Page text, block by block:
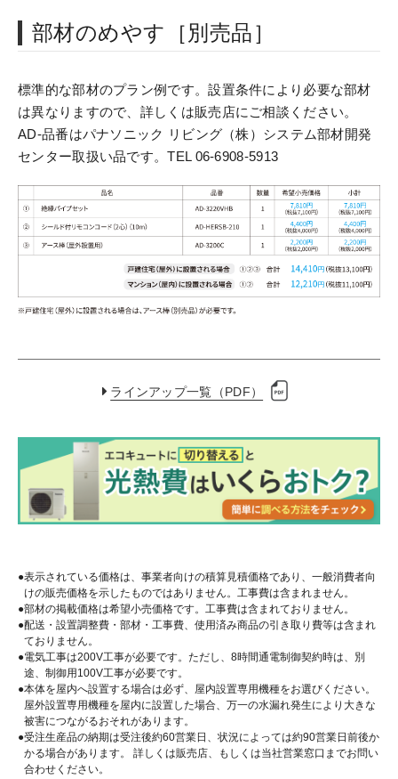
部材のめやす［別売品］
標準的な部材のプラン例です。設置条件により必要な部材
は異なりますので、詳しくは販売店にご相談ください。
AD-品番はパナソニック リビング（株）システム部材開発
センター取扱い品です。TEL 06-6908-5913
ラインアップ一覧（PDF）
表示されている価格は、事業者向けの積算見積価格であり、一般消費者向
けの販売価格を示したものではありません。工事費は含まれません。
部材の掲載価格は希望小売価格です。工事費は含まれておりません。
配送・設置調整費・部材・工事費、使用済み商品の引き取り費等は含まれ
ておりません。
電気工事は200V工事が必要です。ただし、8時間通電制御契約時は、別
途、制御用100V工事が必要です。
本体を屋内へ設置する場合は必ず、屋内設置専用機種をお選びください。
屋外設置専用機種を屋内に設置した場合、万一の水漏れ発生により大きな
被害につながるおそれがあります。
受注生産品の納期は受注後約60営業日、状況によっては約90営業日前後か
かる場合があります。 詳しくは販売店、もしくは当社営業窓口までお問い
合わせください。